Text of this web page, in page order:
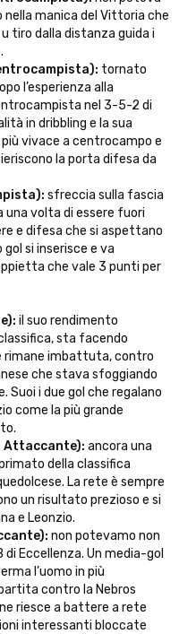
nella manica del Vittoria che
tiro dalla distanza guida i
tornato
l’esperienza alla
nel 3-5-2 di
in dribbling e la sua
vivace a centrocampo e
la porta difesa da
sfreccia sulla fascia
una volta di essere fuori
e difesa che si aspettano
gol si inserisce e va
che vale 3 punti per
il suo rendimento
sta facendo
rimane imbattuta, contro
che stava sfoggiando
Suoi i due gol che regalano
come la più grande
Attaccante): ancora una
della classifica
La rete è sempre
un risultato prezioso e si
e Leonzio.
non potevamo non
Eccellenza. Un media-gol
l’uomo in più
contro la Nebros
riesce a battere a rete
interessanti bloccate